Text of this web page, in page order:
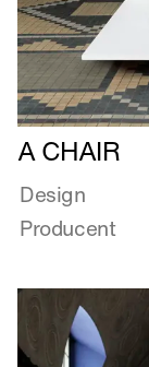
Læs
mere
om
A
CHAIR
A CHAIR
Design
Producent